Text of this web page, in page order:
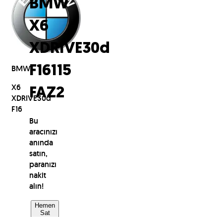
BMW
X6
XDRIVE30d
F16
BMW
X6
XDRIVE30d
F16115
FAZ2
Bu
aracınızı
anında
satın,
paranızı
nakit
alın!
Hemen
Sat